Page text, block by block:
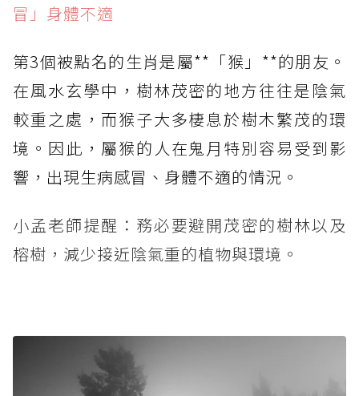
冒」身體不適
第3個被點名的生肖是屬**「猴」**的朋友。
在風水玄學中，樹林茂密的地方往往是陰氣
較重之處，而猴子大多棲息於樹木繁茂的環
境。因此，屬猴的人在鬼月特別容易受到影
響，出現生病感冒、身體不適的情況。
小孟老師提醒：務必要避開茂密的樹林以及
榕樹，減少接近陰氣重的植物與環境。